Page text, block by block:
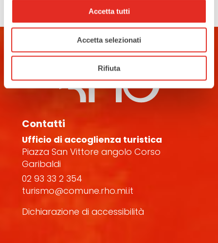
Accetta tutti
Accetta selezionati
Rifiuta
Contatti
Ufficio di accoglienza turistica
Piazza San Vittore angolo Corso
Garibaldi
02 93 33 2 354
turismo@comune.rho.mi.it
Dichiarazione di accessibilità